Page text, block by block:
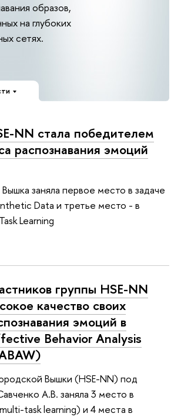
образов,
на глубоких
сетях.
NN стала победителем
распознавания эмоций
заняла первое место в задаче
Data и третье место - в
Learning
группы HSE-NN
качество своих
эмоций в
Behavior Analysis
Вышки (HSE-NN) под
А.В. заняла 3 место в
task learning) и 4 места в